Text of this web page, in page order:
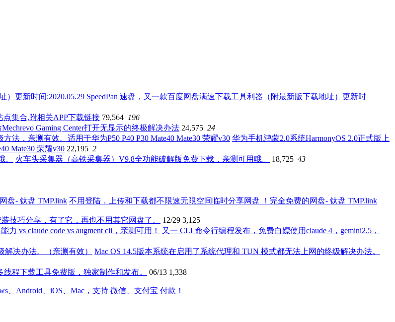
SpeedPan 速盘，又一款百度网盘满速下载工具利器（附最新版下载地址）更新时
点集合,附相关APP下载链接 79,564 196
Gaming Center打开无显示的终极解决办法 24,575 24
华为手机鸿蒙2.0系统HarmonyOS 2.0正式版上
Mate30 荣耀v30 22,195 2
火车头采集器（高铁采集器）V9.8全功能破解版免费下载，亲测可用哦。
18,725 43
不用登陆，上传和下载都不限速无限空间临时分享网盘 ！完全免费的网盘- 钛盘 TMP.link
装技巧分享，有了它，再也不用其它网盘了。
12/29 3,125
又一 CLI 命令行编程发布，免费白嫖使用claude 4，gemini2.5，
Mac OS 14.5版本系统在启用了系统代理和 TUN 模式都无法上网的终级解决办法。
线程下载工具免费版，独家制作和发布。
06/13 1,338